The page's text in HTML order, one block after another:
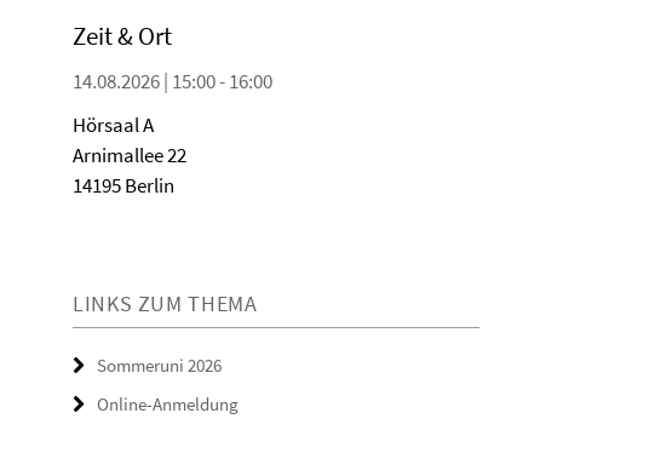
Zeit & Ort
14.08.2026 | 15:00 - 16:00
Hörsaal A
Arnimallee 22
14195 Berlin
LINKS ZUM THEMA
Sommeruni 2026
Online-Anmeldung